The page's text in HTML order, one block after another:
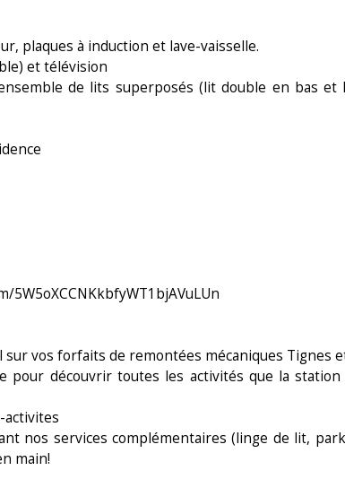
plaques à induction et lave-vaisselle.
et télévision
de lits superposés (lit double en bas et
5W5oXCCNKkbfyWT1bjAVuLUn
vos forfaits de remontées mécaniques Tignes
pour découvrir toutes les activités que la
nos services complémentaires (linge de lit,
main!